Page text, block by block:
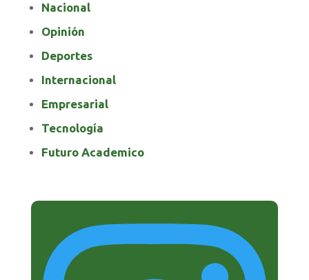
Nacional
Opinión
Deportes
Internacional
Empresarial
Tecnología
Futuro Academico